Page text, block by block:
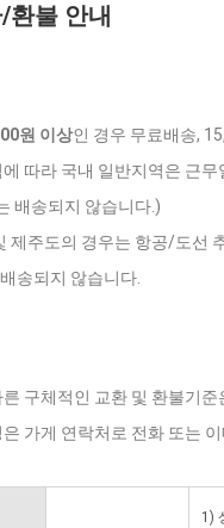
환불 안내
원 이상인 경우 무료배송,
따라 국내 일반지역은 근
배송되지 않습니다.)
제주도의 경우는 항공/도선
송되지 않습니다.
구체적인 교환 및 환불기
가게 연락처로 전화 또는
1)